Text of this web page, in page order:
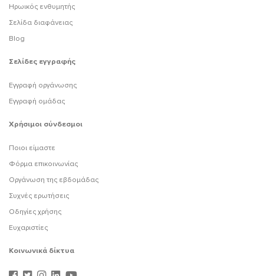
Ηρωικός ενθυμητής
Σελίδα διαφάνειας
Blog
Σελίδες εγγραφής
Εγγραφή οργάνωσης
Εγγραφή ομάδας
Χρήσιμοι σύνδεσμοι
Ποιοι είμαστε
Φόρμα επικοινωνίας
Οργάνωση της εβδομάδας
Συχνές ερωτήσεις
Οδηγίες χρήσης
Ευχαριστίες
Κοινωνικά δίκτυα